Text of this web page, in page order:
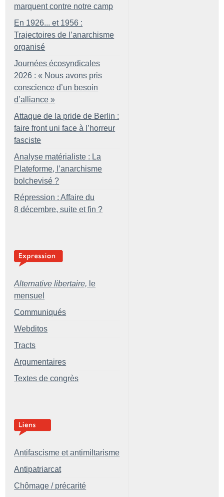
marquent contre notre camp
En 1926... et 1956 :
Trajectoires de l’anarchisme
organisé
Journées écosyndicales
2026 : « Nous avons pris
conscience d’un besoin
d’alliance »
Attaque de la pride de Berlin :
faire front uni face à l’horreur
fasciste
Analyse matérialiste : La
Plateforme, l’anarchisme
bolchevisé ?
Répression : Affaire du
8 décembre, suite et fin ?
Alternative libertaire, le
mensuel
Communiqués
Webditos
Tracts
Argumentaires
Textes de congrès
Antifascisme et antimiltarisme
Antipatriarcat
Chômage / précarité